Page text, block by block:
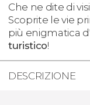
Che ne dite di
Scoprite le vie
più enigmatica
turistico!
DESCRIZIONE